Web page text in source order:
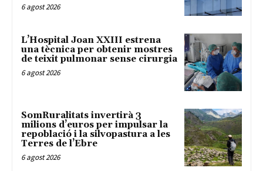
6 agost 2026
L’Hospital Joan XXIII estrena
una tècnica per obtenir mostres
de teixit pulmonar sense cirurgia
6 agost 2026
SomRuralitats invertirà 3
milions d’euros per impulsar la
repoblació i la silvopastura a les
Terres de l’Ebre
6 agost 2026